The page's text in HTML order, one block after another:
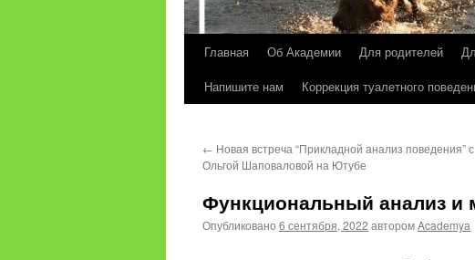
Перейти
Главная Об Академии Для родителей
Напишите нам
Коррекция туалетного
← Новая встреча “Прикладной анализ поведения” с
Ольгой Шаповаловой на Ютубе
Функциональный анализ и
Опубликовано 6 сентября, 2022 авторомAcademya